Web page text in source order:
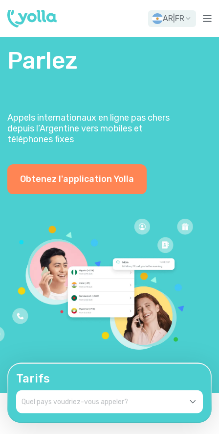
AR FR
Parlez
Appels internationaux en ligne pas chers
depuis l’Argentine vers mobiles et
téléphones fixes
Obtenez l'application Yolla
Tarifs